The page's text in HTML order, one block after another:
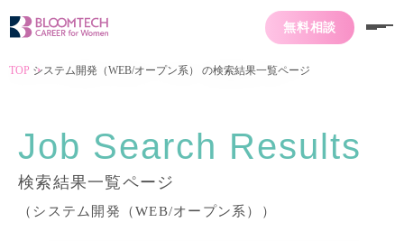
無料相談
TOP システム開発（WEB/オープン系） の検索結果一覧ページ
Job Search Results
検索結果一覧ページ
（システム開発（WEB/オープン系））